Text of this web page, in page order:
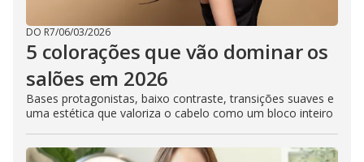
DO R7/06/03/2026
5 colorações que vão dominar os
salões em 2026
Bases protagonistas, baixo contraste, transições suaves e
uma estética que valoriza o cabelo como um bloco inteiro